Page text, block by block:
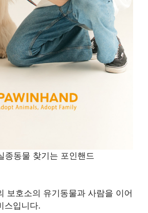
종동물 찾기는 포인핸드
보호소의 유기동물과 사람을 이어
스입니다.